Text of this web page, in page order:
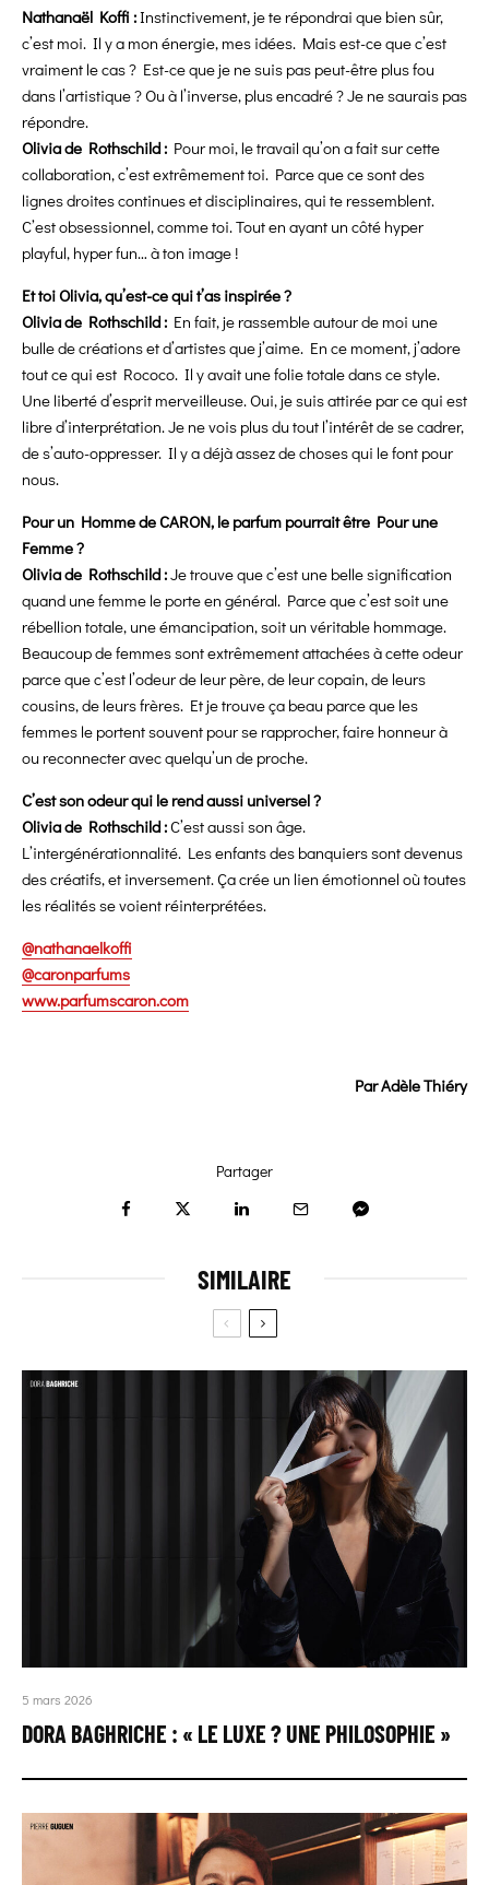
Nathanaël Koffi :Instinctivement, je te répondrai que bien sûr,
c’est moi. Il y a mon énergie, mes idées. Mais est-ce que c’est
vraiment le cas ? Est-ce que je ne suis pas peut-être plus fou
dans l’artistique ? Ou à l’inverse, plus encadré ? Je ne saurais pas
répondre.
Olivia de Rothschild : Pour moi, le travail qu’on a fait sur cette
collaboration, c’est extrêmement toi. Parce que ce sont des
lignes droites continues et disciplinaires, qui te ressemblent.
C’est obsessionnel, comme toi. Tout en ayant un côté hyper
playful, hyper fun… à ton image !
Et toi Olivia, qu’est-ce qui t’as inspirée ?
Olivia de Rothschild : En fait, je rassemble autour de moi une
bulle de créations et d’artistes que j’aime. En ce moment, j’adore
tout ce qui est Rococo. Il y avait une folie totale dans ce style.
Une liberté d’esprit merveilleuse. Oui, je suis attirée par ce qui est
libre d’interprétation. Je ne vois plus du tout l’intérêt de se cadrer,
de s’auto-oppresser. Il y a déjà assez de choses qui le font pour
nous.
Pour un Homme de CARON, le parfum pourrait être Pour une
Femme ?
Olivia de Rothschild :Je trouve que c’est une belle signification
quand une femme le porte en général. Parce que c’est soit une
rébellion totale, une émancipation, soit un véritable hommage.
Beaucoup de femmes sont extrêmement attachées à cette odeur
parce que c’est l’odeur de leur père, de leur copain, de leurs
cousins, de leurs frères. Et je trouve ça beau parce que les
femmes le portent souvent pour se rapprocher, faire honneur à
ou reconnecter avec quelqu’un de proche.
C’est son odeur qui le rend aussi universel ?
Olivia de Rothschild :C’est aussi son âge.
L’intergénérationnalité. Les enfants des banquiers sont devenus
des créatifs, et inversement. Ça crée un lien émotionnel où toutes
les réalités se voient réinterprétées.
@nathanaelkoffi
@caronparfums
www.parfumscaron.com
Par Adèle Thiéry
Partager
SIMILAIRE
5 mars 2026
DORA BAGHRICHE : « LE LUXE ? UNE PHILOSOPHIE »